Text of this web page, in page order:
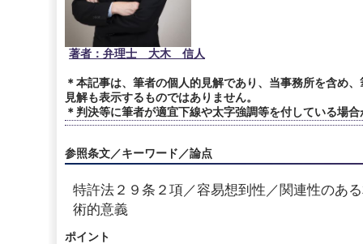
著者：弁理士 大木 信人
＊本記事は、筆者の個人的見解であり、当事務所を含め
見解も表示するものではありません。
＊判決等に筆者が適宜下線や太字強調等を付している場
参照条文／キーワード／論点
特許法２９条２項／容易想到性／関連性のあ
術的意義
ポイント